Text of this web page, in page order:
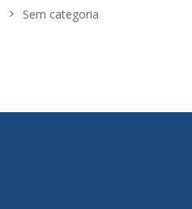
Sem categoria